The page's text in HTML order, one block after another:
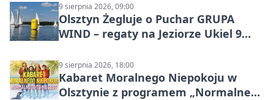
9 sierpnia 2026, 09:00
Olsztyn Żegluje o Puchar GRUPA
WIND – regaty na Jeziorze Ukiel 9
9 sierpnia 2026, 18:00
Kabaret Moralnego Niepokoju w
Olsztynie z programem „Normalne